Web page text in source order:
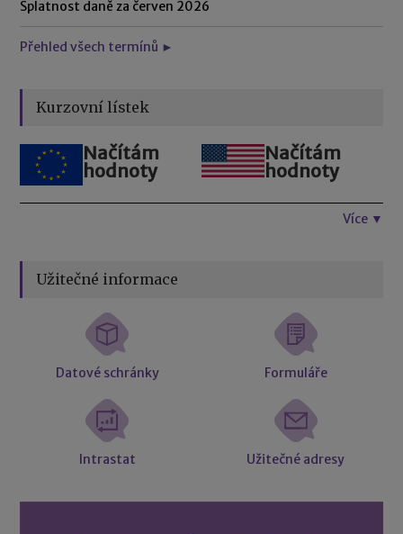
Splatnost daně za červen 2026
Přehled všech termínů ►
Kurzovní lístek
Načítám
hodnoty
Načítám
hodnoty
Více ▼
Užitečné informace
Datové schránky Formuláře
Intrastat Užitečné adresy